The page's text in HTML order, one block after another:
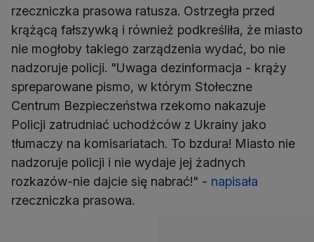
rzeczniczka prasowa ratusza. Ostrzegła przed
krążącą fałszywką i również podkreśliła, że miasto
nie mogłoby takiego zarządzenia wydać, bo nie
nadzoruje policji. "Uwaga dezinformacja - krąży
spreparowane pismo, w którym Stołeczne
Centrum Bezpieczeństwa rzekomo nakazuje
Policji zatrudniać uchodźców z Ukrainy jako
tłumaczy na komisariatach. To bzdura! Miasto nie
nadzoruje policji i nie wydaje jej żadnych
rozkazów-nie dajcie się nabrać!" - napisała
rzeczniczka prasowa.